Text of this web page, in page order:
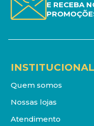
E RECEBA
INSTITUCIONAL
Quem somos
Nossas lojas
Atendimento